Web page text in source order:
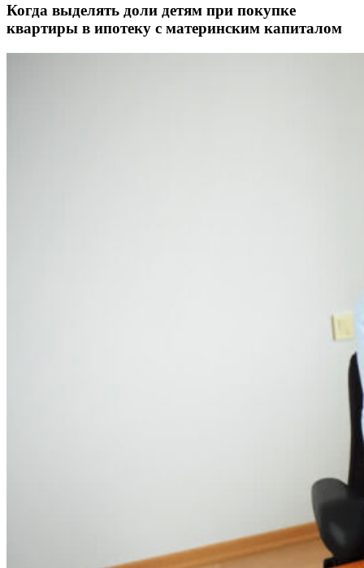
Когда выделять доли детям при покупке
квартиры в ипотеку с материнским капиталом